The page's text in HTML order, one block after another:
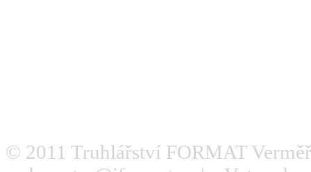
© 2011 Truhlářství FORMAT